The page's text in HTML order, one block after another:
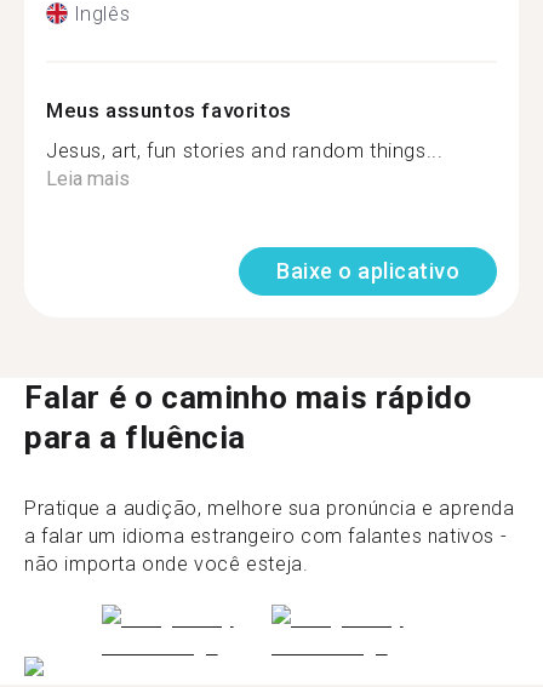
Inglês
Meus assuntos favoritos
Jesus, art, fun stories and random things...
Leia mais
Baixe o aplicativo
Falar é o caminho mais rápido
para a fluência
Pratique a audição, melhore sua pronúncia e aprenda
a falar um idioma estrangeiro com falantes nativos -
não importa onde você esteja.